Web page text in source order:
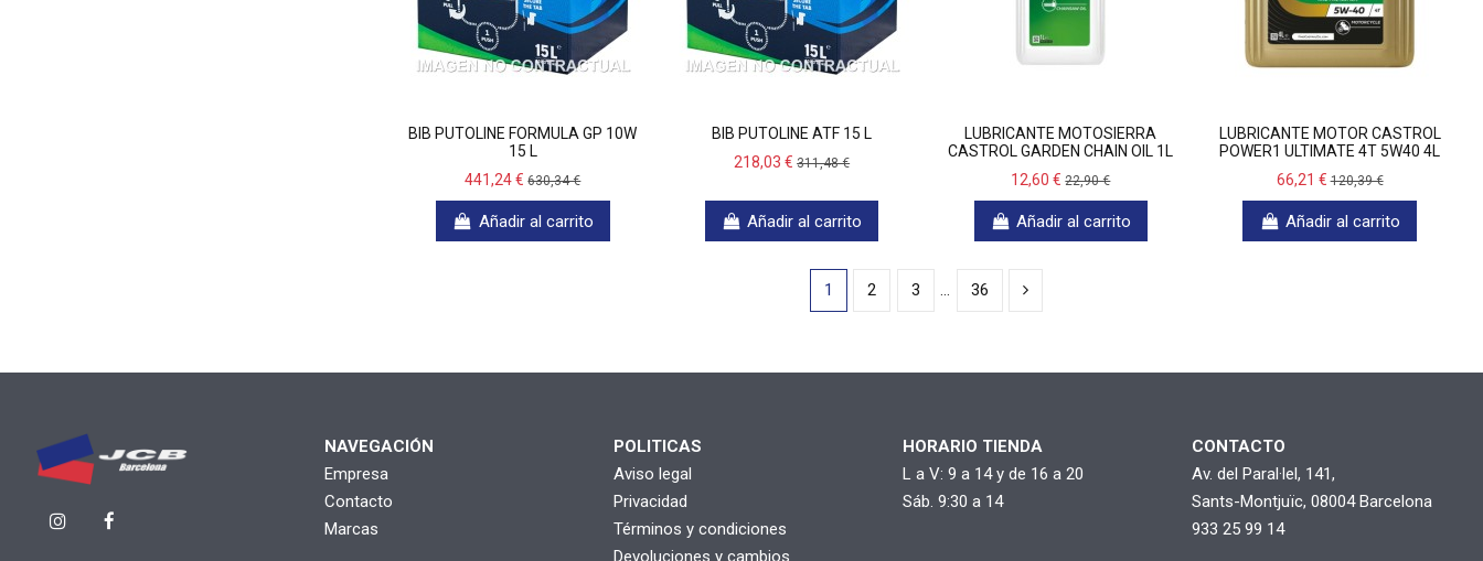
BIB PUTOLINE FORMULA GP 10W
15 L
441,24 €630,34 €
Añadir al carrito
BIB PUTOLINE ATF 15 L
218,03 €311,48 €
Añadir al carrito
LUBRICANTE MOTOSIERRA
CASTROL GARDEN CHAIN OIL 1L
12,60 €22,90 €
Añadir al carrito
LUBRICANTE MOTOR CASTROL
POWER1 ULTIMATE 4T 5W40 4L
66,21 €120,39 €
Añadir al carrito
1 2 3 … 36
NAVEGACIÓN
Empresa
Contacto
Marcas
POLITICAS
Aviso legal
Privacidad
Términos y condiciones
Devoluciones y cambios
HORARIO TIENDA
L a V: 9 a 14 y de 16 a 20
Sáb. 9:30 a 14
CONTACTO
Av. del Paral·lel, 141,
Sants-Montjuïc, 08004 Barcelona
933 25 99 14